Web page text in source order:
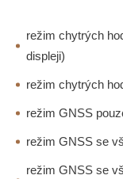
režim chytrých
displeji)
režim chytrých
režim GNSS
režim GNSS se
režim GNSS se